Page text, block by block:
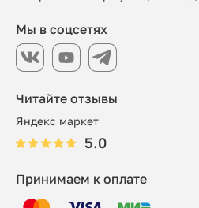
Читайте отзывы
Яндекс маркет
5.0
Принимаем к оплате
Мы в соцсетях